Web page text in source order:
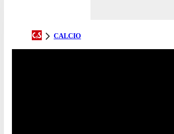
CALCIO